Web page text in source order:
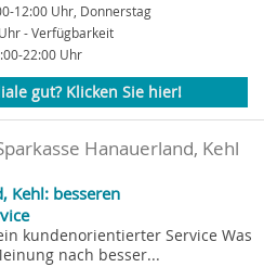
12:00 Uhr, Donnerstag
- Verfügbarkeit
22:00 Uhr
gut? Klicken Sie hier!
Hanauerland, Kehl
Kehl: besseren
kundenorientierter Service Was
nach besser...